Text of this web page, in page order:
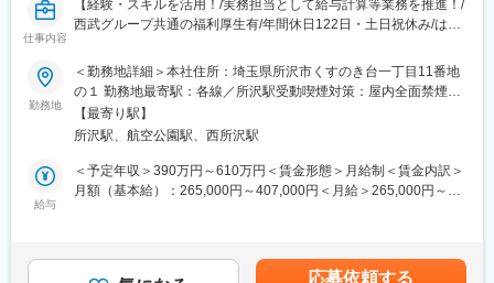
ーを改善していく環境です。
・勤務地はJR北浦和駅徒歩1分
・東証上場の安定基盤
・年間休日125日（土日祝休み）
・残業を少なく、働きやすい環境づくりに注力
■同社について
当社は日本版エスクローサービスという、他社が手がけていない
を目指しており、当社のエスクロー・ワンパッケージサービス
仕事内容
【経験・スキルを活用！/実務担当として給与計算等業務を推進！/
西武グループ共通の福利厚生有/年間休日122日・土日祝休み/はた
■業務概要：
西武グループの給与計算・社会保険・厚生事務業務受託部門実務
担当者。
チームメンバーと協業し、数千人規模を含むグループ22社の給与
計算業務等を実務担当として推進・遂行。
正確な業務遂行だけでなく、よりよいしごとを実現するための業
務改革を推し進めることを期待。
・給与・賞与計算及び会計処理の実施
勤務地
＜勤務地詳細＞本社住所：埼玉県所沢市くすのき台一丁目11番地
の１ 勤務地最寄駅：各線／所沢駅受動喫煙対策：屋内全面禁煙変
更の範囲：会社の定める事業所（リモートワーク含む）
【最寄り駅】
所沢駅、航空公園駅、西所沢駅
給与
＜予定年収＞390万円～610万円＜賃金形態＞月給制＜賃金内訳＞
月額（基本給）：265,000円～407,000円＜月給＞265,000円～
ります。月給(月額)は固定手当を含めた表記です。
応募依頼する